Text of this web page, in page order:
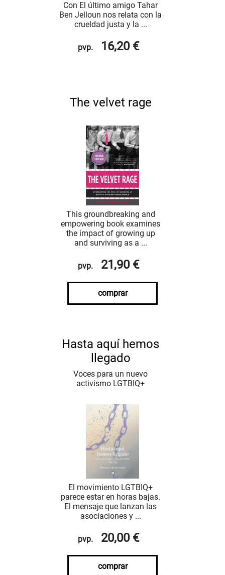
Con El último amigo Tahar
Ben Jelloun nos relata con la
crueldad justa y la ...
pvp. 16,20 €
The velvet rage
This groundbreaking and
empowering book examines
the impact of growing up
and surviving as a ...
pvp. 21,90 €
comprar
Hasta aquí hemos
llegado
Voces para un nuevo
activismo LGTBIQ+
El movimiento LGTBIQ+
parece estar en horas bajas.
El mensaje que lanzan las
asociaciones y ...
pvp. 20,00 €
comprar